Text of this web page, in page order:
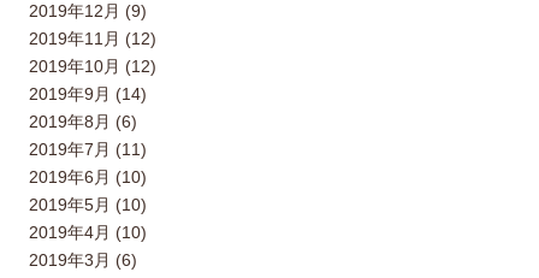
2019年12月 (9)
2019年11月 (12)
2019年10月 (12)
2019年9月 (14)
2019年8月 (6)
2019年7月 (11)
2019年6月 (10)
2019年5月 (10)
2019年4月 (10)
2019年3月 (6)